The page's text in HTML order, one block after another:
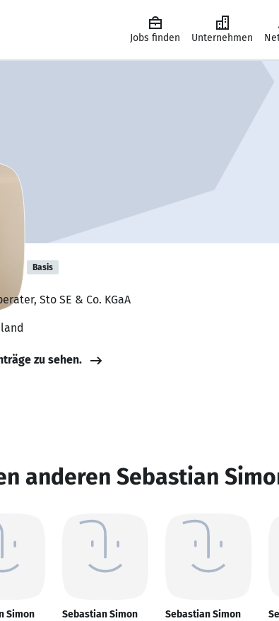
Jobs finden Unternehmen
Basis
Sto SE & Co. KGaA
zu sehen.
anderen Sebastian
Simon Sebastian Simon Sebastian Simon